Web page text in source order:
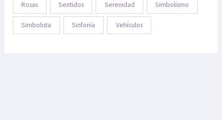
Rosas Sentidos Serenidad Simbolismo
Simbolista Sinfonía Vehículos